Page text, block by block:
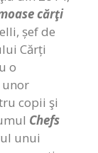
cărţi
șef de
Cărți
o
unor
copii şi
Chefs
unui